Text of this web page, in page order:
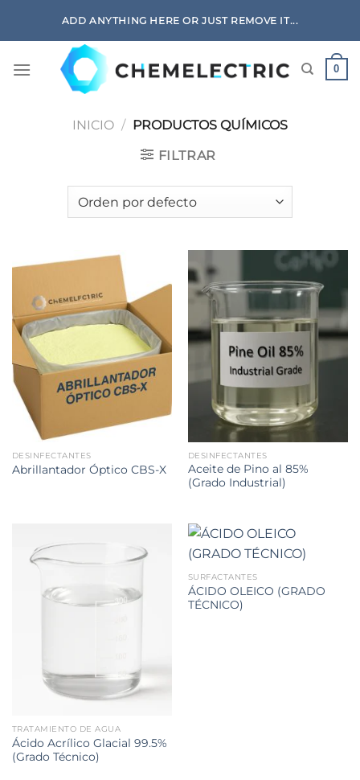
ADD ANYTHING HERE OR JUST REMOVE IT...
0
INICIO / PRODUCTOS QUÍMICOS
FILTRAR
DESINFECTANTES
Abrillantador Óptico CBS-X
DESINFECTANTES
Aceite de Pino al 85%
(Grado Industrial)
TRATAMIENTO DE AGUA
Ácido Acrílico Glacial 99.5%
(Grado Técnico)
SURFACTANTES
ÁCIDO OLEICO (GRADO
TÉCNICO)